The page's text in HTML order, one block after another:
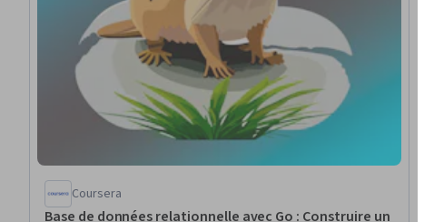
Coursera
Base de données relationnelle avec Go : Construire un